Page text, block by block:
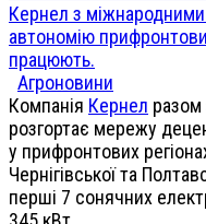
Кернел з
автономію
працюють.
Агроновини
Компанія Кернел
розгортає мережу
у прифронтових
Чернігівської та
перші 7 сонячних